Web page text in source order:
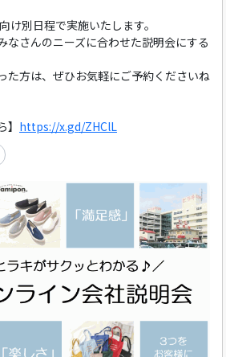
け別日程で実施いたします。
なさんのニーズに合わせた説明会にする
た方は、ぜひお気軽にご予約くださいね
https://x.gd/ZHClL